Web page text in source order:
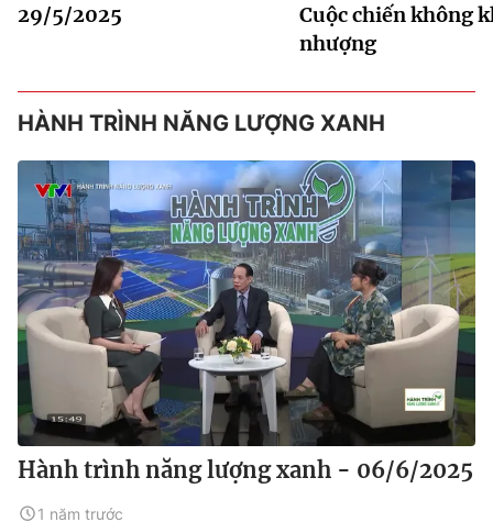
29/5/2025
Cuộc chiến không
nhượng
HÀNH TRÌNH NĂNG LƯỢNG XANH
Hành trình năng lượng xanh - 06/6/2025
1 năm trước